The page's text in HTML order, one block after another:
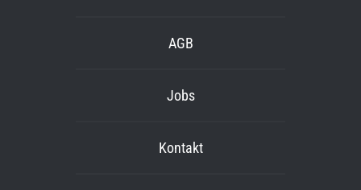
AGB
Jobs
Kontakt